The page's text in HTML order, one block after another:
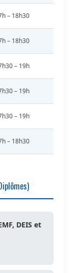
– 18h30
– 18h30
– 19h
– 19h
– 19h
– 18h30
DEIS et